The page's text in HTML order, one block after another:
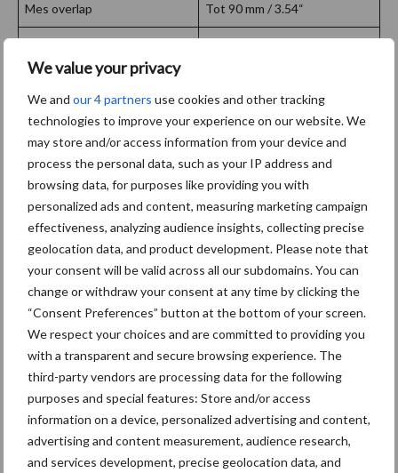
We value your privacy
We and our 4 partners use cookies and other tracking
technologies to improve your experience on our website. We
may store and/or access information from your device and
process the personal data, such as your IP address and
browsing data, for purposes like providing you with
personalized ads and content, measuring marketing campaign
effectiveness, analyzing audience insights, collecting precise
geolocation data, and product development. Please note that
your consent will be valid across all our subdomains. You can
change or withdraw your consent at any time by clicking the
“Consent Preferences” button at the bottom of your screen.
We respect your choices and are committed to providing you
with a transparent and secure browsing experience. The
third-party vendors are processing data for the following
purposes and special features: Store and/or access
information on a device, personalized advertising and content,
advertising and content measurement, audience research,
and services development, precise geolocation data, and
Mes overlap Tot 90 mm / 3.54“
Frame hoogte
Volg eg
3 rijen van 12 mm / 0.47“
tanden
Diepte verstelling Hydraulisch
Werkdiepte geleiding achter Rol of wielen
Werkdiepte geleiding voor Wielen
Opties
Nivelleer schrapers, LED
verlichting en reflectie,
carbide hardmetalen messen,
etc.
Bron en beeld:Reesink Agri
Meer artikelen over bodembeheer